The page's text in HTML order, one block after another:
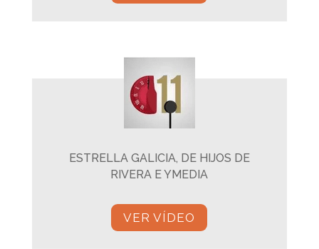
ESTRELLA GALICIA, DE HIJOS DE
RIVERA E YMEDIA
VER VÍDEO